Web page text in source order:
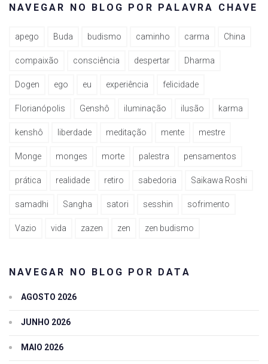
NAVEGAR NO BLOG POR PALAVRA CHAVE
apego Buda budismo caminho carma China
compaixão consciência despertar Dharma
Dogen ego eu experiência felicidade
Florianópolis Genshô iluminação ilusão karma
kenshô liberdade meditação mente mestre
Monge monges morte palestra pensamentos
prática realidade retiro sabedoria Saikawa Roshi
samadhi Sangha satori sesshin sofrimento
Vazio vida zazen zen zen budismo
NAVEGAR NO BLOG POR DATA
AGOSTO 2026
JUNHO 2026
MAIO 2026